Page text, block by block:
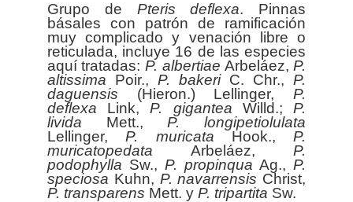
Grupo de Pteris deflexa. Pinnas
básales con patrón de ramificación
muy complicado y venación libre o
reticulada, incluye 16 de las especies
aquí tratadas:P. albertiae Arbeláez,P.
altissima Poir., P. bakeriC. Chr.,P.
daguensis (Hieron.) Lellinger,P.
deflexa Link,P. gigantea Willd.;P.
livida Mett.,P. longipetiolulata
Lellinger,P. muricata Hook.,P.
muricatopedata Arbeláez,P.
podophylla Sw., P. propinqua Ag.,P.
speciosa Kuhn, P. navarrensis Christ,
P. transparens Mett. y P. tripartita Sw.